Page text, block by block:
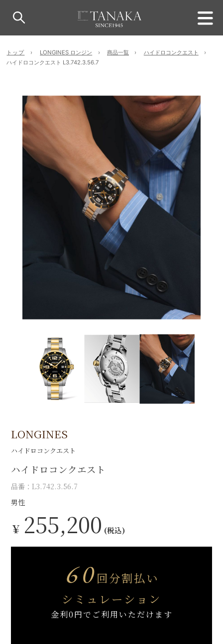
トップ LONGINES ロンジン 商品一覧
ハイドロコンクエスト
ハイドロコンクエスト L3.742.3.56.7
LONGINES
ハイドロコンクエスト
ハイドロコンクエスト
品番：L3.742.3.56.7
男性
￥ 255,200 (税込)
60回分割払い
シミュレーション
金利0円でご利用いただけます